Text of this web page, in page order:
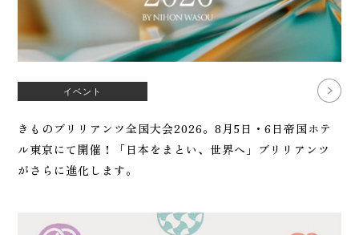
イベント
きものブリリアンツ全国大会2026。8月5日・6日帝国ホテ
ル東京にて開催！「日本をまとい、世界へ」ブリリアンツ
がさらに進化します。